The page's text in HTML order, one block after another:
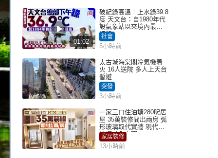
01:02
破紀錄高溫︱上水錄39.8
度 天文台：自1980年代
設氣象站以來境內最高
紀錄
社會
5小時前
太古城海棠閣冷氣機着
火 16人送院 多人上天台
暫避
突發
3小時前
一家三口住油塘280呎居
屋 35萬裝修間出兩房 弧
形玻璃取代實牆 現代神
枱櫃融入玄關
家居裝修
13小時前